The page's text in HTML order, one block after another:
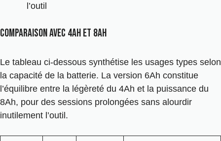
l’outil
Comparaison avec 4ah et 8ah
Le tableau ci-dessous synthétise les usages types selon
la capacité de la batterie. La version 6Ah constitue
l’équilibre entre la légèreté du 4Ah et la puissance du
8Ah, pour des sessions prolongées sans alourdir
inutilement l’outil.